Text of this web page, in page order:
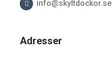
info@skyltdockor.se
Adresser